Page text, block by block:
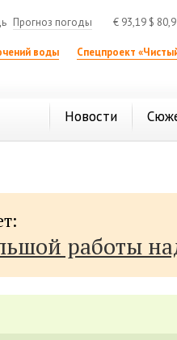
Прогноз погоды € 93,19 $
воды
Спецпроект
Новости
работы